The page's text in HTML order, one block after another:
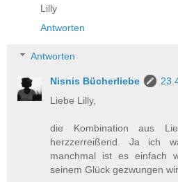
Lilly
Antworten
Antworten
Nisnis Bücherliebe
Liebe Lilly,
die Kombination aus
herzzerreißend. Ja ich
manchmal ist es einfach
seinem Glück gezwungen